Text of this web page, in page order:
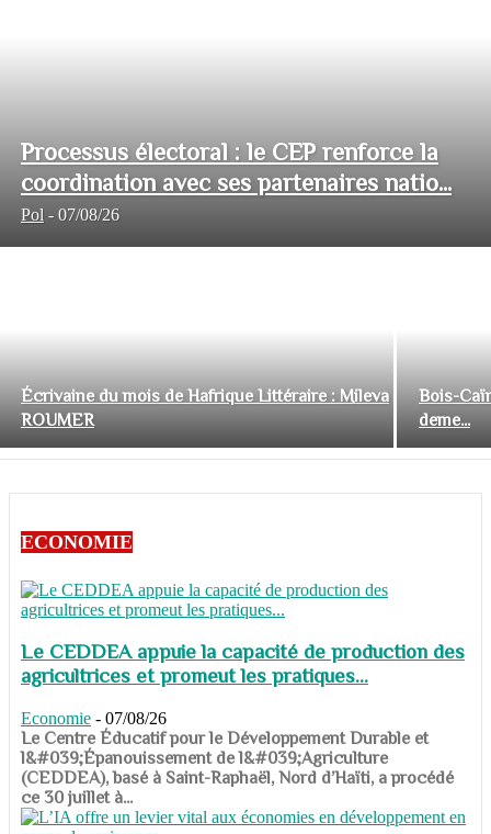
Processus électoral : le CEP renforce la
coordination avec ses partenaires natio...
Pol - 07/08/26
Écrivaine du mois de Hafrique Littéraire : Mileva
ROUMER
Bois-
deme...
ECONOMIE
Le CEDDEA appuie la capacité de production des
agricultrices et promeut les pratiques...
Economie - 07/08/26
​​​​​​​Le Centre Éducatif pour le Développement Durable et
l&#039;Épanouissement de l&#039;Agriculture
(CEDDEA), basé à Saint-Raphaël, Nord d’Haïti, a procédé
ce 30 juillet à...